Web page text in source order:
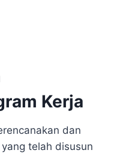
Kerja
dan
telah disusun